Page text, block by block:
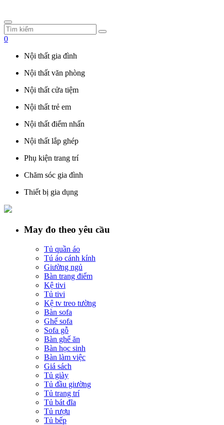
0
Nội thất gia đình
Nội thất văn phòng
Nội thất cửa tiệm
Nội thất trẻ em
Nội thất điểm nhấn
Nội thất lắp ghép
Phụ kiện trang trí
Chăm sóc gia đình
Thiết bị gia dụng
May đo theo yêu cầu
Tủ quần áo
Tú áo cánh kính
Giường ngủ
Bàn trang điểm
Kệ tivi
Tủ tivi
Kệ tv treo tường
Bàn sofa
Ghế sofa
Sofa gỗ
Bàn ghế ăn
Bàn học sinh
Bàn làm việc
Giá sách
Tủ giày
Tủ đầu giường
Tủ trang trí
Tủ bát đĩa
Tủ rượu
Tủ bếp